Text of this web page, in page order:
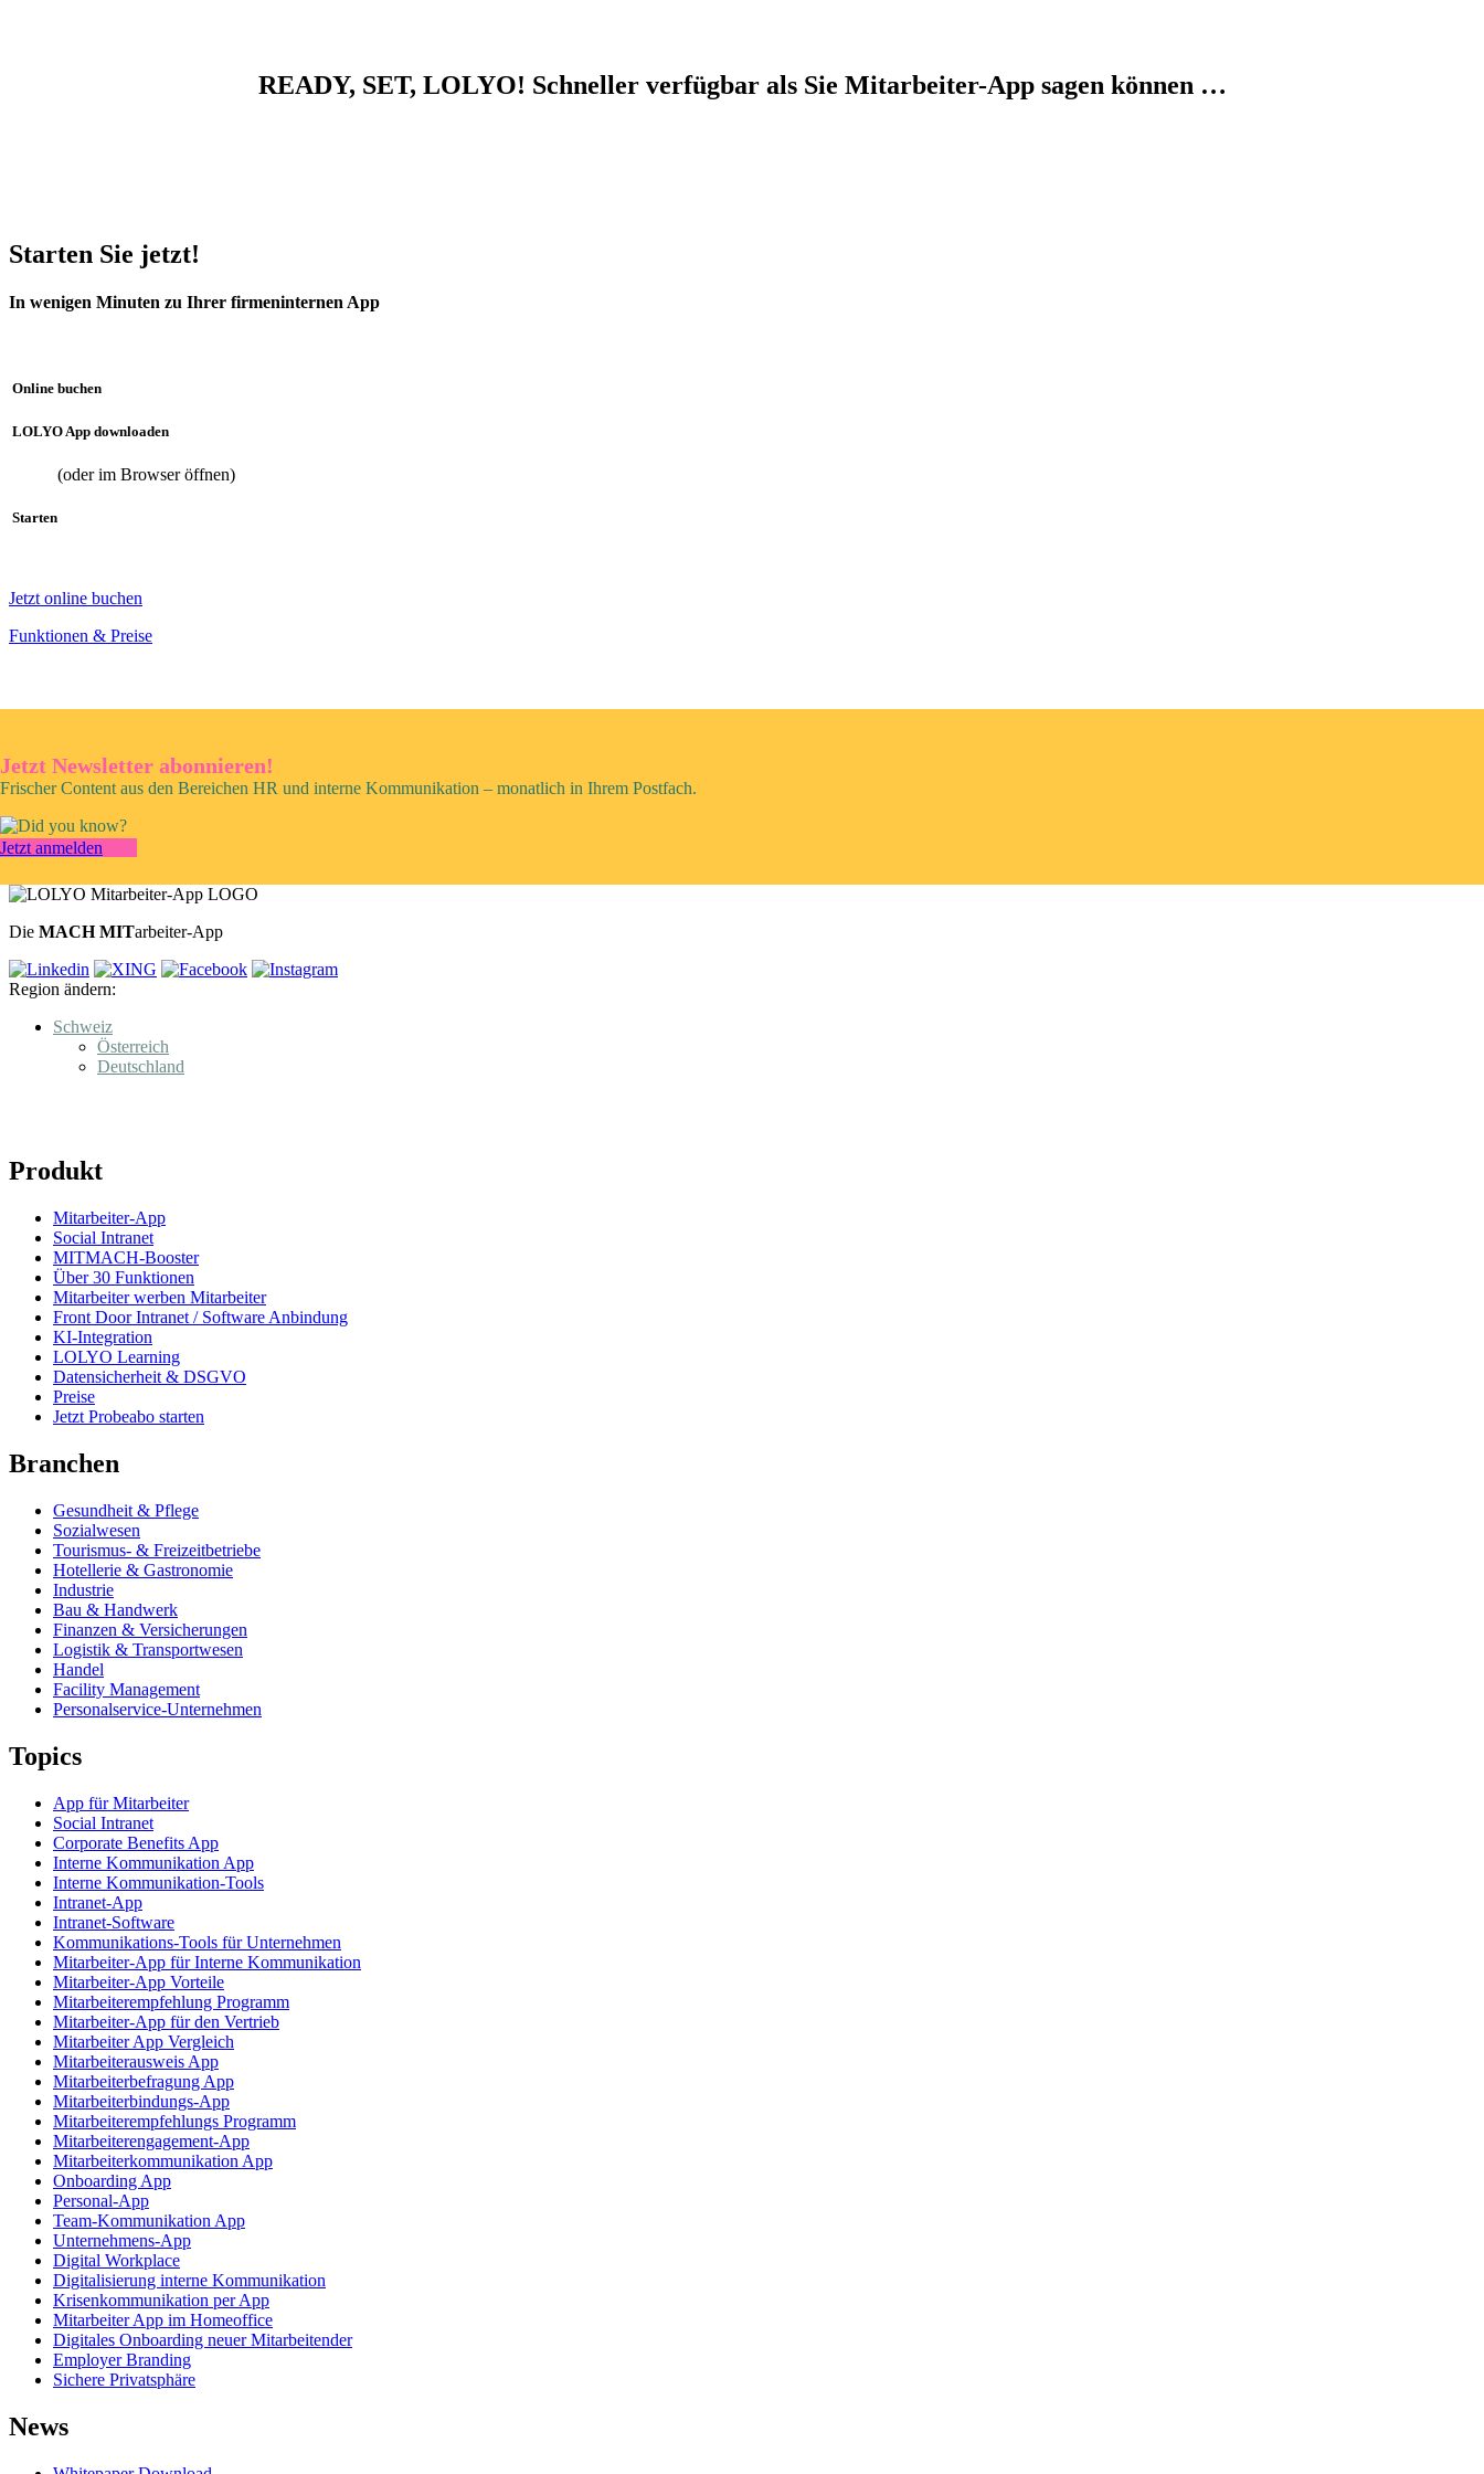
READY, SET, LOLYO! Schneller verfügbar als Sie Mitarbeiter-App sagen können …
Starten Sie jetzt!
In wenigen Minuten zu Ihrer firmeninternen App
Online buchen
LOLYO App downloaden
(oder im Browser öffnen)
Starten
Jetzt online buchen
Funktionen & Preise
Jetzt Newsletter abonnieren!
Frischer Content aus den Bereichen HR und interne Kommunikation – monatlich in Ihrem Postfach.
Jetzt anmelden
Die MACH MITarbeiter-App
Region ändern:
Schweiz
Österreich
Deutschland
Produkt
Mitarbeiter-App
Social Intranet
MITMACH-Booster
Über 30 Funktionen
Mitarbeiter werben Mitarbeiter
Front Door Intranet / Software Anbindung
KI-Integration
LOLYO Learning
Datensicherheit & DSGVO
Preise
Jetzt Probeabo starten
Branchen
Gesundheit & Pflege
Sozialwesen
Tourismus- & Freizeitbetriebe
Hotellerie & Gastronomie
Industrie
Bau & Handwerk
Finanzen & Versicherungen
Logistik & Transportwesen
Handel
Facility Management
Personalservice-Unternehmen
Topics
App für Mitarbeiter
Social Intranet
Corporate Benefits App
Interne Kommunikation App
Interne Kommunikation-Tools
Intranet-App
Intranet-Software
Kommunikations-Tools für Unternehmen
Mitarbeiter-App für Interne Kommunikation
Mitarbeiter-App Vorteile
Mitarbeiterempfehlung Programm
Mitarbeiter-App für den Vertrieb
Mitarbeiter App Vergleich
Mitarbeiterausweis App
Mitarbeiterbefragung App
Mitarbeiterbindungs-App
Mitarbeiterempfehlungs Programm
Mitarbeiterengagement-App
Mitarbeiterkommunikation App
Onboarding App
Personal-App
Team-Kommunikation App
Unternehmens-App
Digital Workplace
Digitalisierung interne Kommunikation
Krisenkommunikation per App
Mitarbeiter App im Homeoffice
Digitales Onboarding neuer Mitarbeitender
Employer Branding
Sichere Privatsphäre
News